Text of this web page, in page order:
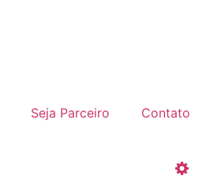
Seja Parceiro Contato